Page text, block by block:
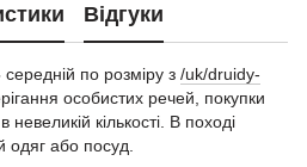
Відгуки
середній по розміру з /uk/druidy-
особистих речей, покупки
невеликій кількості. В поході
одяг або посуд.